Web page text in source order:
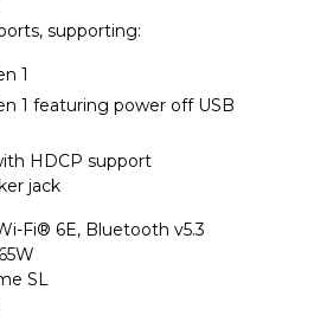
supporting:
1
1 featuring power off USB
HDCP support
jack
Fi® 6E, Bluetooth v5.3
SL